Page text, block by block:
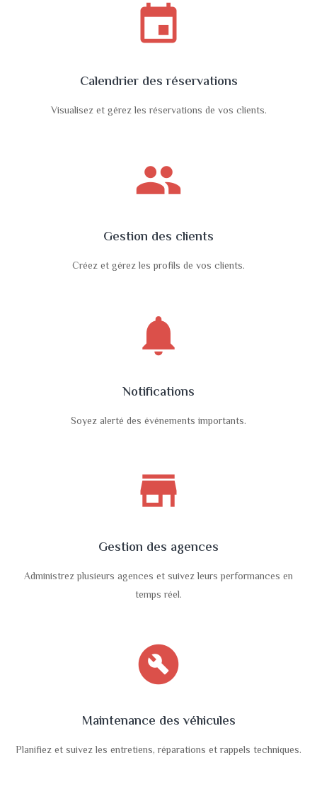
event
Calendrier des réservations
Visualisez et gérez les réservations de vos clients.
people
Gestion des clients
Créez et gérez les profils de vos clients.
notifications
Notifications
Soyez alerté des événements importants.
store
Gestion des agences
Administrez plusieurs agences et suivez leurs performances en
temps réel.
build_circle
Maintenance des véhicules
Planifiez et suivez les entretiens, réparations et rappels techniques.